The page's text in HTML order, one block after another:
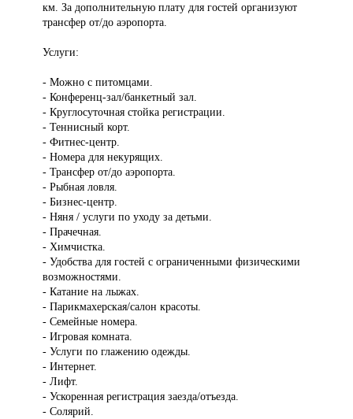
км. За дополнительную плату для гостей организуют
трансфер от/до аэропорта.
Услуги:
- Можно с питомцами.
- Конференц-зал/банкетный зал.
- Круглосуточная стойка регистрации.
- Теннисный корт.
- Фитнес-центр.
- Номера для некурящих.
- Трансфер от/до аэропорта.
- Рыбная ловля.
- Бизнес-центр.
- Няня / услуги по уходу за детьми.
- Прачечная.
- Химчистка.
- Удобства для гостей с ограниченными физическими
возможностями.
- Катание на лыжах.
- Парикмахерская/салон красоты.
- Семейные номера.
- Игровая комната.
- Услуги по глажению одежды.
- Интернет.
- Лифт.
- Ускоренная регистрация заезда/отъезда.
- Солярий.